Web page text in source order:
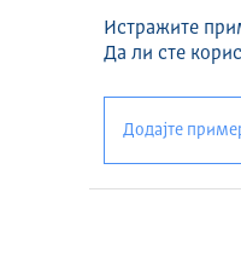
Истражите
Да ли сте
Додајте